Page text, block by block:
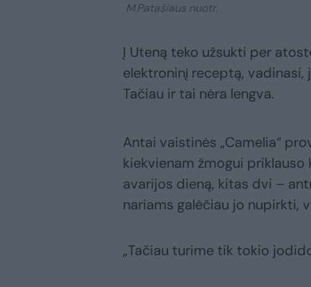
M.Patašiaus nuotr.
Į Uteną teko užsukti per
elektroninį receptą,
Tačiau ir tai nėra lengva.
Antai vaistinės „Camelia“
kiekvienam žmogui
avarijos dieną, kitas dvi –
nariams galėčiau jo nupirkti,
„Tačiau turime tik tokio